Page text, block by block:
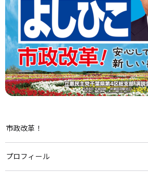
市政改革！
プロフィール